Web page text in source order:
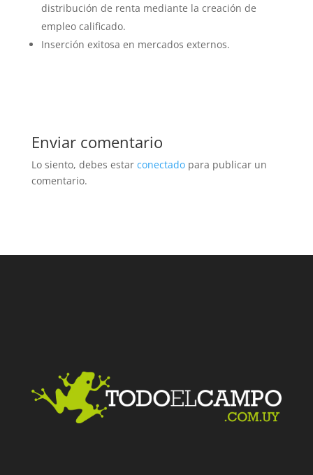
distribución de renta mediante la creación de
empleo calificado.
Inserción exitosa en mercados externos.
Enviar comentario
Lo siento, debes estar conectadopara publicar un
comentario.
Facebook